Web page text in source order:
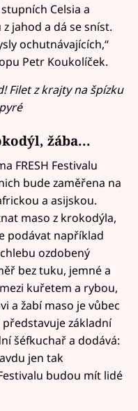
Celsia a
jahod a dá se sníst.
ochutnávajících,“
Petr Koukolíček.
Filet z krajty na špízku
žába...
FRESH Festivalu
bude zaměřena na
a asijskou.
maso z krokodýla,
podávat například
ozdobený
bez tuku, jemné a
kuřetem a rybou,
a žabí maso je vůbec
základní
šéfkuchař a dodává:
jen tak
budou mít lidé